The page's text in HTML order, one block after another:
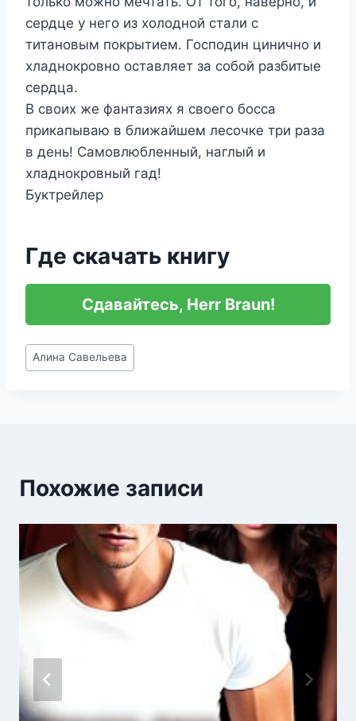
сердце у него из холодной стали с
титановым покрытием. Господин цинично и
хладнокровно оставляет за собой разбитые
сердца.
В своих же фантазиях я своего босса
прикапываю в ближайшем лесочке три раза
в день! Самовлюбленный, наглый и
хладнокровный гад!
Буктрейлер
Где скачать книгу
Сдавайтесь, Herr Braun!
Метки
записи:
Алина Савельева
Похожие записи